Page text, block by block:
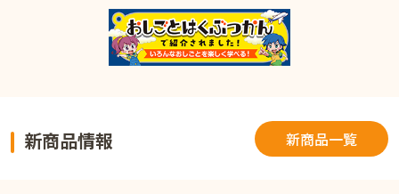
新商品情報 新商品一覧